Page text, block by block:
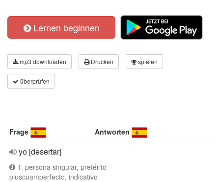
Lernen beginnen
mp3 downloaden Drucken spielen
überprüfen
Frage Antworten
yo [desertar]
1. persona singular, pretérito
pluscuamperfecto, indicativo